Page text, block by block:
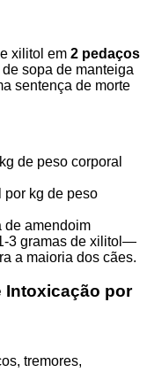
xilitol em 2 pedaços
sopa de manteiga
sentença de morte
de peso corporal
por kg de peso
de amendoim
3 gramas de xilitol—
a maioria dos cães.
Intoxicação por
tremores,